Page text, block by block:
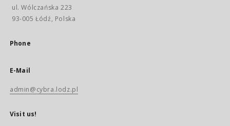
ul. Wólczańska 223
93-005 Łódź, Polska
Phone
E-Mail
admin@cybra.lodz.pl
Visit us!